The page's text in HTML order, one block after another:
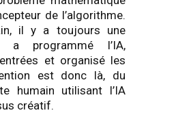
de l’algorithme.
il y a toujours une
a programmé l’IA,
et organisé les
est donc là, du
humain utilisant l’IA
créatif.